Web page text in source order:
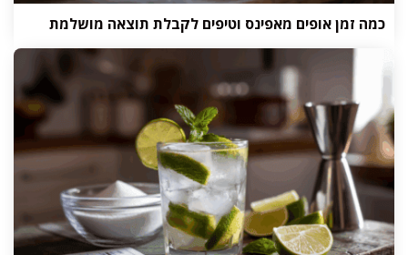
כמה זמן אופים מאפינס וטיפים לקבלת תוצאה מושלמת